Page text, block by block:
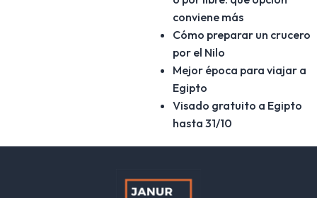
conviene más
Cómo preparar un crucero
por el Nilo
Mejor época para viajar a
Egipto
Visado gratuito a Egipto
hasta 31/10